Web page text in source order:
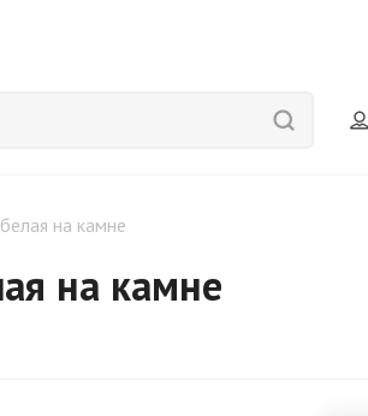
на камне
на камне